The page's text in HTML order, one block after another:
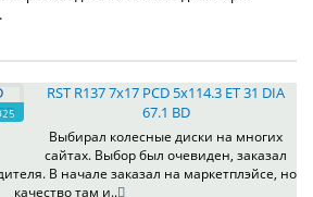
RST R137 7x17 PCD 5x114.3 ET 31 DIA
67.1 BD
Выбирал колесные диски на многих
сайтах. Выбор был очевиден, заказал
В начале заказал на маркетплэйсе, но
качество там и..